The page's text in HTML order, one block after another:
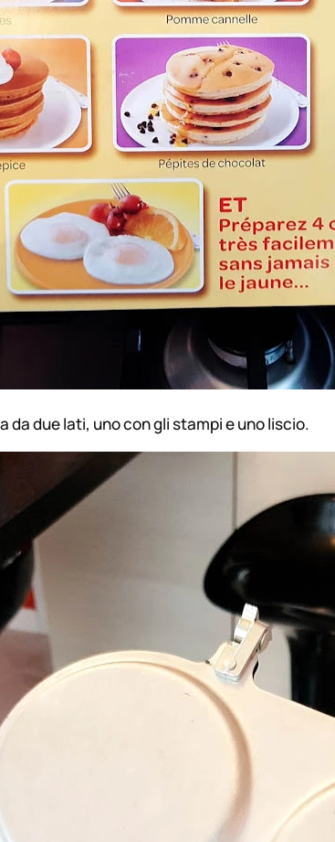
da due lati, uno con gli stampi e uno liscio.